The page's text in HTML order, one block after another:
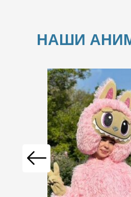
НАШИ